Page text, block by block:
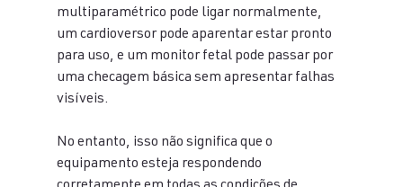
multiparamétrico pode ligar normalmente,
um cardioversor pode aparentar estar pronto
para uso, e um monitor fetal pode passar por
uma checagem básica sem apresentar falhas
visíveis.
No entanto, isso não significa que o
equipamento esteja respondendo